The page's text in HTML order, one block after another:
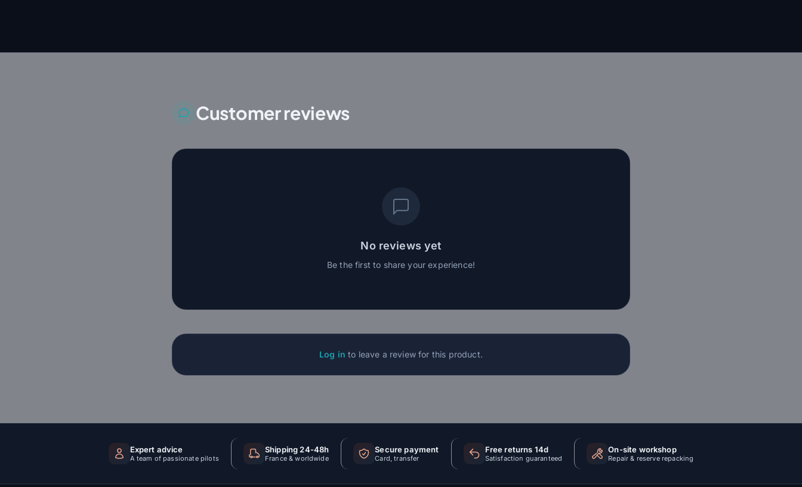
Customer reviews
No reviews yet
Be the first to share your experience!
Log in to leave a review for this product.
Expert advice
A team of passionate pilots
Shipping 24-48h
France & worldwide
Secure payment
Card, transfer
Free returns 14d
Satisfaction guaranteed
On-site workshop
Repair & reserve repacking